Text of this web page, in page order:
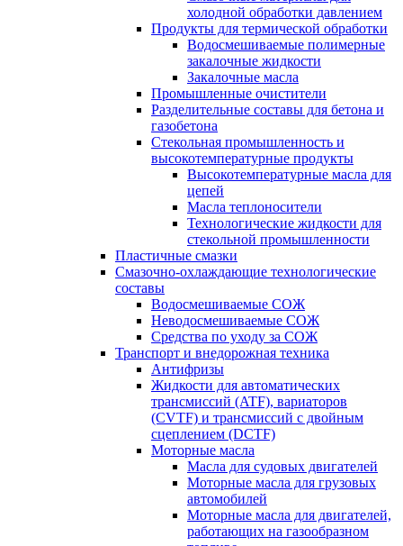
холодной обработки давлением
Продукты для термической обработки
Водосмешиваемые полимерные
закалочные жидкости
Закалочные масла
Промышленные очистители
Разделительные составы для бетона и
газобетона
Стекольная промышленность и
высокотемпературные продукты
Высокотемпературные масла для
цепей
Масла теплоносители
Технологические жидкости для
стекольной промышленности
Пластичные смазки
Смазочно-охлаждающие технологические
составы
Водосмешиваемые СОЖ
Неводосмешиваемые СОЖ
Средства по уходу за СОЖ
Транспорт и внедорожная техника
Антифризы
Жидкости для автоматических
трансмиссий (ATF), вариаторов
(CVTF) и трансмиссий с двойным
сцеплением (DCTF)
Моторные масла
Масла для судовых двигателей
Моторные масла для грузовых
автомобилей
Моторные масла для двигателей,
работающих на газообразном